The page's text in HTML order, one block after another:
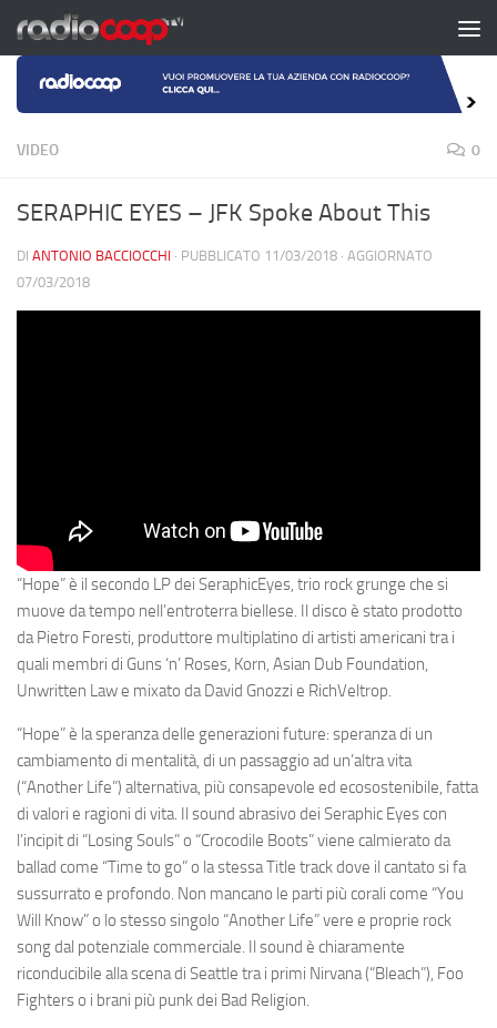
Salta al contenuto
VIDEO 0
SERAPHIC EYES – JFK Spoke About This
DI ANTONIO BACCIOCCHI · PUBBLICATO 11/03/2018 · AGGIORNATO
07/03/2018
“Hope” è il secondo LP dei SeraphicEyes, trio rock grunge che si
muove da tempo nell’entroterra biellese. Il disco è stato prodotto
daPietro Foresti, produttore multiplatino di artisti americani tra i
quali membri di Guns ‘n’ Roses, Korn, Asian Dub Foundation,
Unwritten Lawe mixato daDavid Gnozzi e RichVeltrop.
“Hope” è la speranza delle generazioni future: speranza di un
cambiamento di mentalità, di un passaggio ad un’altra vita
(“Another Life”) alternativa, più consapevole ed ecosostenibile, fatta
di valori e ragioni di vita. Il sound abrasivo dei Seraphic Eyescon
l’incipit di “Losing Souls” o “Crocodile Boots” viene calmierato da
ballad come “Time to go” o la stessa Title track dove il cantato si fa
sussurrato e profondo. Non mancano le parti più corali come “You
Will Know” o lo stesso singolo “Another Life” vere e proprie rock
song dal potenziale commerciale. Il sound è chiaramente
riconducibile alla scena di Seattle tra i primi Nirvana(“Bleach”), Foo
Fighterso i brani più punk dei Bad Religion.